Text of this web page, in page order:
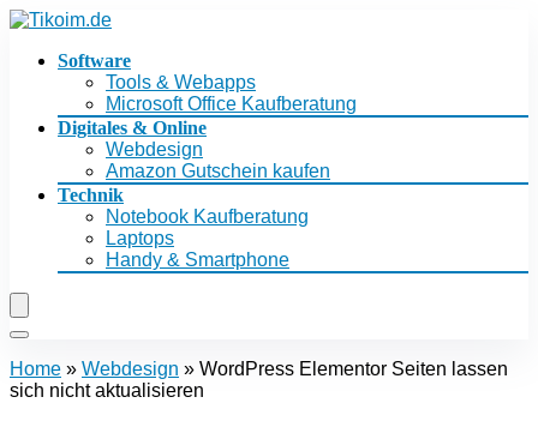
Software
Tools & Webapps
Microsoft Office Kaufberatung
Digitales & Online
Webdesign
Amazon Gutschein kaufen
Technik
Notebook Kaufberatung
Laptops
Handy & Smartphone
Home » Webdesign » WordPress Elementor Seiten lassen
sich nicht aktualisieren